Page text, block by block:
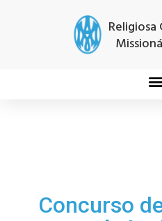
Concurso